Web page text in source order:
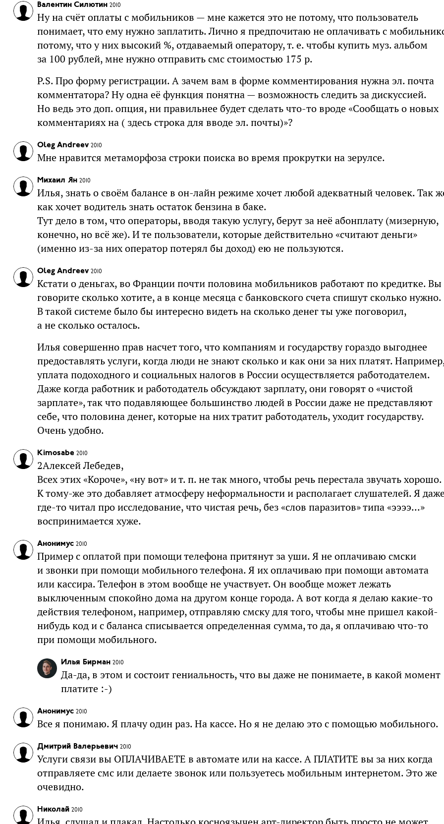
Валентин Силютин 2010
Ну на счёт оплаты с мобильников — мне кажется это не потому, что пользователь
понимает, что ему нужно заплатить. Лично я предпочитаю не оплачивать с
потому, что у них высокий %, отдаваемый оператору, т. е. чтобы купить муз. альбом
за 100 рублей, мне нужно отправить смс стоимостью 175 р.
P.S. Про форму регистрации. А зачем вам в форме комментирования нужна эл. почта
комментатора? Ну одна её функция понятна — возможность следить за дискуссией.
Но ведь это доп. опция, ни правильнее будет сделать что-то вроде «Сообщать о новых
комментариях на ( здесь строка для вводе эл. почты)»?
Oleg Andreev 2010
Мне нравится метаморфоза строки поиска во время прокрутки на зерулсе.
Михаил Ян 2010
Илья, знать о своём балансе в он-лайн режиме хочет любой адекватный человек. Так
как хочет водитель знать остаток бензина в баке.
Тут дело в том, что операторы, вводя такую услугу, берут за неё абонплату (мизерную,
конечно, но всё же). И те пользователи, которые действительно «считают деньги»
(именно из-за них оператор потерял бы доход) ею не пользуются.
Oleg Andreev 2010
Кстати о деньгах, во Франции почти половина мобильников работают по кредитке. Вы
говорите сколько хотите, а в конце месяца с банковского счета спишут сколько нужно.
В такой системе было бы интересно видеть на сколько денег ты уже поговорил,
а не сколько осталось.
Илья совершенно прав насчет того, что компаниям и государству гораздо выгоднее
предоставлять услуги, когда люди не знают сколько и как они за них платят.
уплата подоходного и социальных налогов в России осуществляется работодателем.
Даже когда работник и работодатель обсуждают зарплату, они говорят о «чистой
зарплате», так что подавляющее большинство людей в России даже не представляют
себе, что половина денег, которые на них тратит работодатель, уходит государству.
Очень удобно.
Kimosabe 2010
2Алексей Лебедев,
Всех этих «Короче», «ну вот» и т. п. не так много, чтобы речь перестала звучать хорошо.
К тому-же это добавляет атмосферу неформальности и располагает слушателей. Я
где-то читал про исследование, что чистая речь, без «слов паразитов» типа «ээээ...»
воспринимается хуже.
Анонимус 2010
Пример с оплатой при помощи телефона притянут за уши. Я не оплачиваю смски
и звонки при помощи мобильного телефона. Я их оплачиваю при помощи автомата
или кассира. Телефон в этом вообще не участвует. Он вообще может лежать
выключенным спокойно дома на другом конце города. А вот когда я делаю какие-то
действия телефоном, например, отправляю смску для того, чтобы мне пришел какой-
нибудь код и с баланса списывается определенная сумма, то да, я оплачиваю что-то
при помощи мобильного.
Илья Бирман 2010
Да-да, в этом и состоит гениальность, что вы даже не понимаете, в какой момент
платите :-)
Анонимус 2010
Все я понимаю. Я плачу один раз. На кассе. Но я не делаю это с помощью мобильного.
Дмитрий Валерьевич 2010
Услуги связи вы ОПЛАЧИВАЕТЕ в автомате или на кассе. А ПЛАТИТЕ вы за них когда
отправляете смс или делаете звонок или пользуетесь мобильным интернетом. Это же
очевидно.
Николай 2010